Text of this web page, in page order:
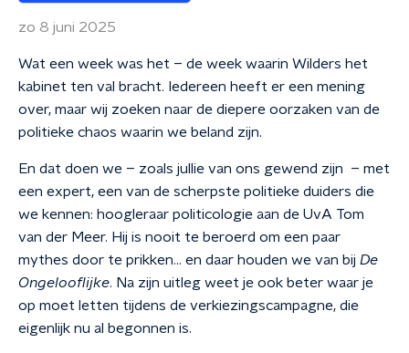
zo 8 juni 2025
Wat een week was het – de week waarin Wilders het
kabinet ten val bracht. Iedereen heeft er een mening
over, maar wij zoeken naar de diepere oorzaken van de
politieke chaos waarin we beland zijn.
En dat doen we – zoals jullie van ons gewend zijn – met
een expert, een van de scherpste politieke duiders die
we kennen: hoogleraar politicologie aan de UvA Tom
van der Meer. Hij is nooit te beroerd om een paar
mythes door te prikken… en daar houden we van bij De
Ongelooflijke. Na zijn uitleg weet je ook beter waar je
op moet letten tijdens de verkiezingscampagne, die
eigenlijk nu al begonnen is.